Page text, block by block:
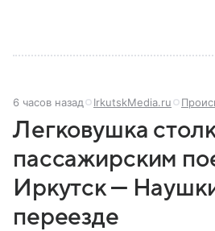
6 часов назад IrkutskMedia.ru
Легковушка
пассажирским
Иркутск —
переезде